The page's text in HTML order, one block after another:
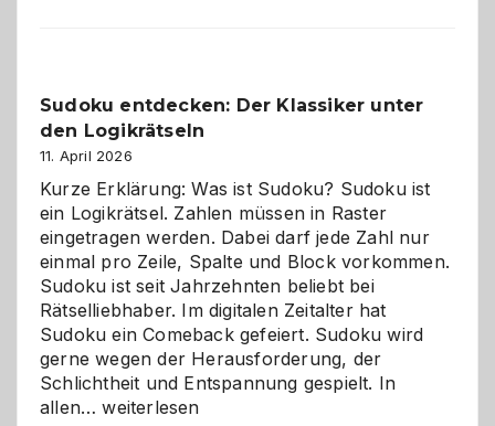
Sudoku entdecken: Der Klassiker unter
den Logikrätseln
11. April 2026
Kurze Erklärung: Was ist Sudoku? Sudoku ist
ein Logikrätsel. Zahlen müssen in Raster
eingetragen werden. Dabei darf jede Zahl nur
einmal pro Zeile, Spalte und Block vorkommen.
Sudoku ist seit Jahrzehnten beliebt bei
Rätselliebhaber. Im digitalen Zeitalter hat
Sudoku ein Comeback gefeiert. Sudoku wird
gerne wegen der Herausforderung, der
Schlichtheit und Entspannung gespielt. In
allen…Sudoku
weiterlesen